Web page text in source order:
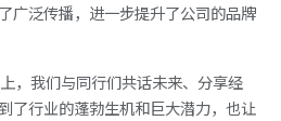
广泛传播，进一步提升了公司的品牌
，我们与同行们共话未来、分享经
了行业的蓬勃生机和巨大潜力，也让